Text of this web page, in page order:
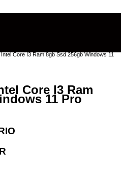
Core I3 Ram 8gb Ssd 256gb Windows 11
Core I3 Ram
11 Pro